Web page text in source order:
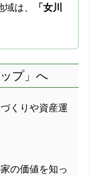
は、
「女川
プ」へ
くりや資産運
の価値を知っ